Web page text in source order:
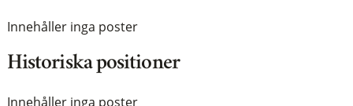
Innehåller inga poster
Historiska positioner
Innehåller inga poster